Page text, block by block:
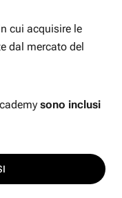
cui acquisire le
dal mercato del
sono inclusi